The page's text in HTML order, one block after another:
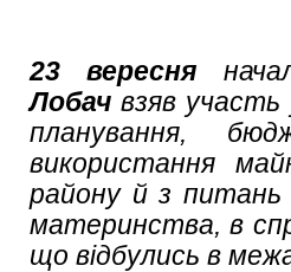
23 вересня
Лобач взяв участь
планування,
використання
району й з питань
материнства, в
що відбулись в